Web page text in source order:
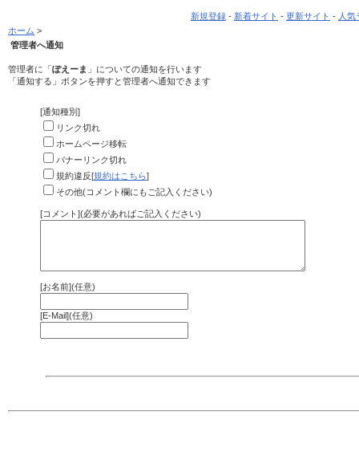
新規登録 - 新着サイト - 更新サイト - 人
ホーム >
管理者へ通知
管理者に「ぽえーま 」についての通知を行います
「通知する」ボタンを押すと管理者へ通知できます
[通知種別]
リンク切れ
ホームページ移転
バナーリンク切れ
規約違反[規約はこちら]
その他(コメント欄にもご記入ください)
[コメント](必要があればご記入ください)
[お名前](任意)
[E-Mail](任意)